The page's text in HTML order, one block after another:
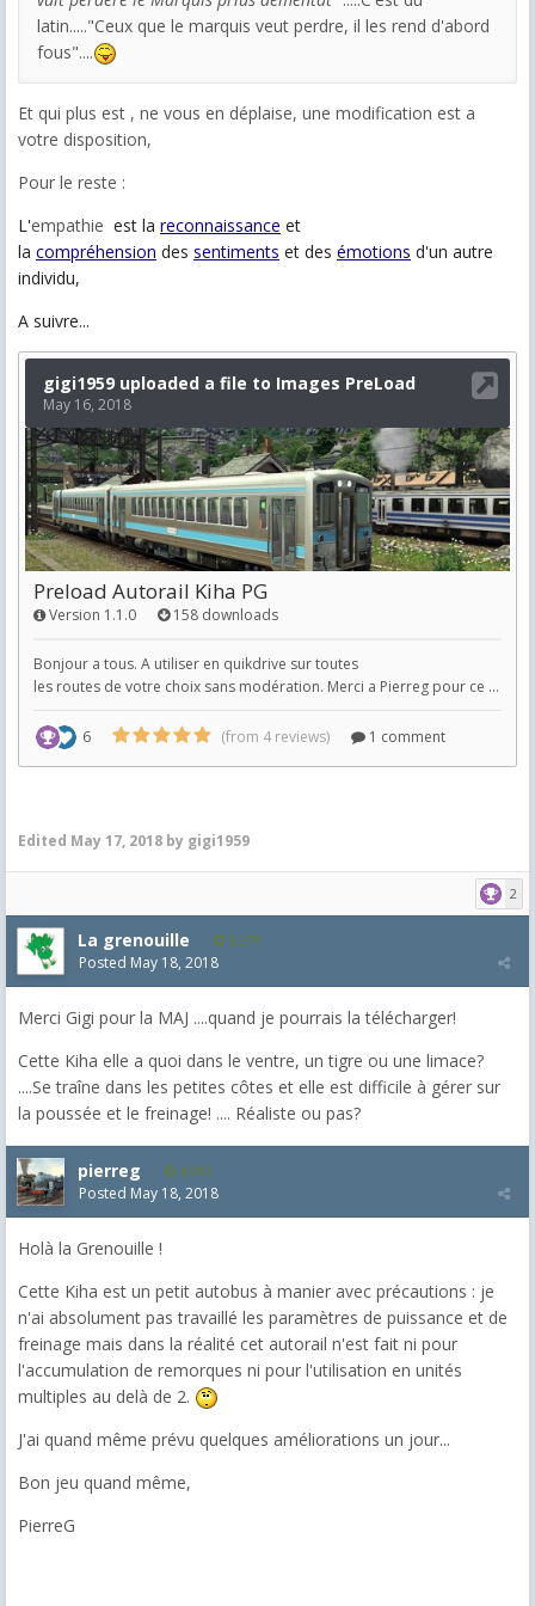
latin....."Ceux que le marquis veut perdre, il les rend d'abord
fous"....
Et qui plus est , ne vous en déplaise, une modification est a
votre disposition,
Pour le reste :
L'empathie est la reconnaissance et
la compréhension des sentiments et des émotions d'un autre
individu,
A suivre...
Edited May 17, 2018 by gigi1959
2
La grenouille 3,271
Posted May 18, 2018
Merci Gigi pour la MAJ ....quand je pourrais la télécharger!
Cette Kiha elle a quoi dans le ventre, un tigre ou une limace?
....Se traîne dans les petites côtes et elle est difficile à gérer sur
la poussée et le freinage! .... Réaliste ou pas?
pierreg 4,012
Posted May 18, 2018
Holà la Grenouille !
Cette Kiha est un petit autobus à manier avec précautions : je
n'ai absolument pas travaillé les paramètres de puissance et de
freinage mais dans la réalité cet autorail n'est fait ni pour
l'accumulation de remorques ni pour l'utilisation en unités
multiples au delà de 2.
J'ai quand même prévu quelques améliorations un jour...
Bon jeu quand même,
PierreG